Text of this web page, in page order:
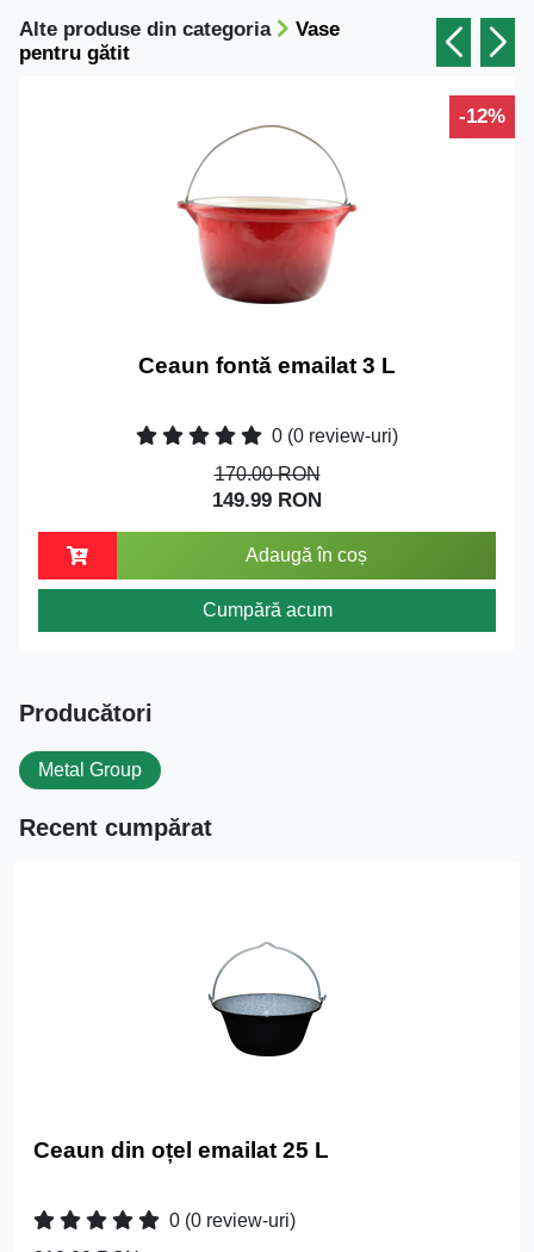
Alte produse din categoria
Vase
pentru gătit
-12%
Ceaun fontă emailat 3 L
0 (0 review-uri)
170.00 RON
149.99 RON
Adaugă în coș
Cumpără acum
Producători
Metal Group
Recent cumpărat
Ceaun din oțel emailat 25 L
0 (0 review-uri)